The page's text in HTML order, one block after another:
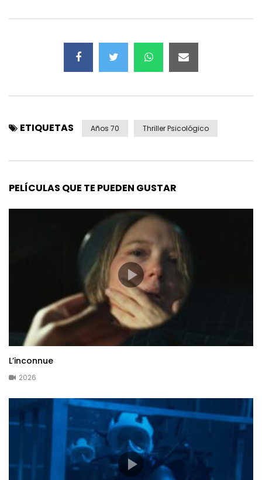
ETIQUETAS Años 70 Thriller Psicológico
PELÍCULAS QUE TE PUEDEN GUSTAR
L’inconnue
2026